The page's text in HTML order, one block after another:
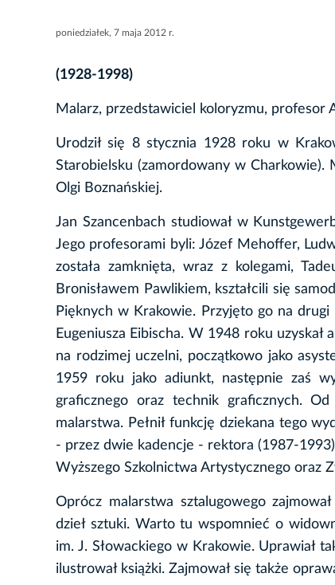
poniedziałek, 7 maja 2012 r.
(1928-1998)
Malarz, przedstawiciel koloryzmu, profesor
Urodził się 8 stycznia 1928 roku w
Starobielsku (zamordowany w Charkowie).
Olgi Boznańskiej.
Jan Szancenbach studiował w
Jego profesorami byli: Józef Mehoffer,
została zamknięta, wraz z kolegami,
Bronisławem Pawlikiem, kształcili się
Pięknych w Krakowie. Przyjęto go na
Eugeniusza Eibischa. W 1948 roku
na rodzimej uczelni, początkowo jako
1959 roku jako adiunkt, następnie zaś
graficznego oraz technik graficznych.
malarstwa. Pełnił funkcję dziekana tego
- przez dwie kadencje - rektora (1987-
Wyższego Szkolnictwa Artystycznego oraz
Oprócz malarstwa sztalugowego
dzieł sztuki. Warto tu wspomnieć o
im. J. Słowackiego w Krakowie. Uprawiał
ilustrował książki. Zajmował się także